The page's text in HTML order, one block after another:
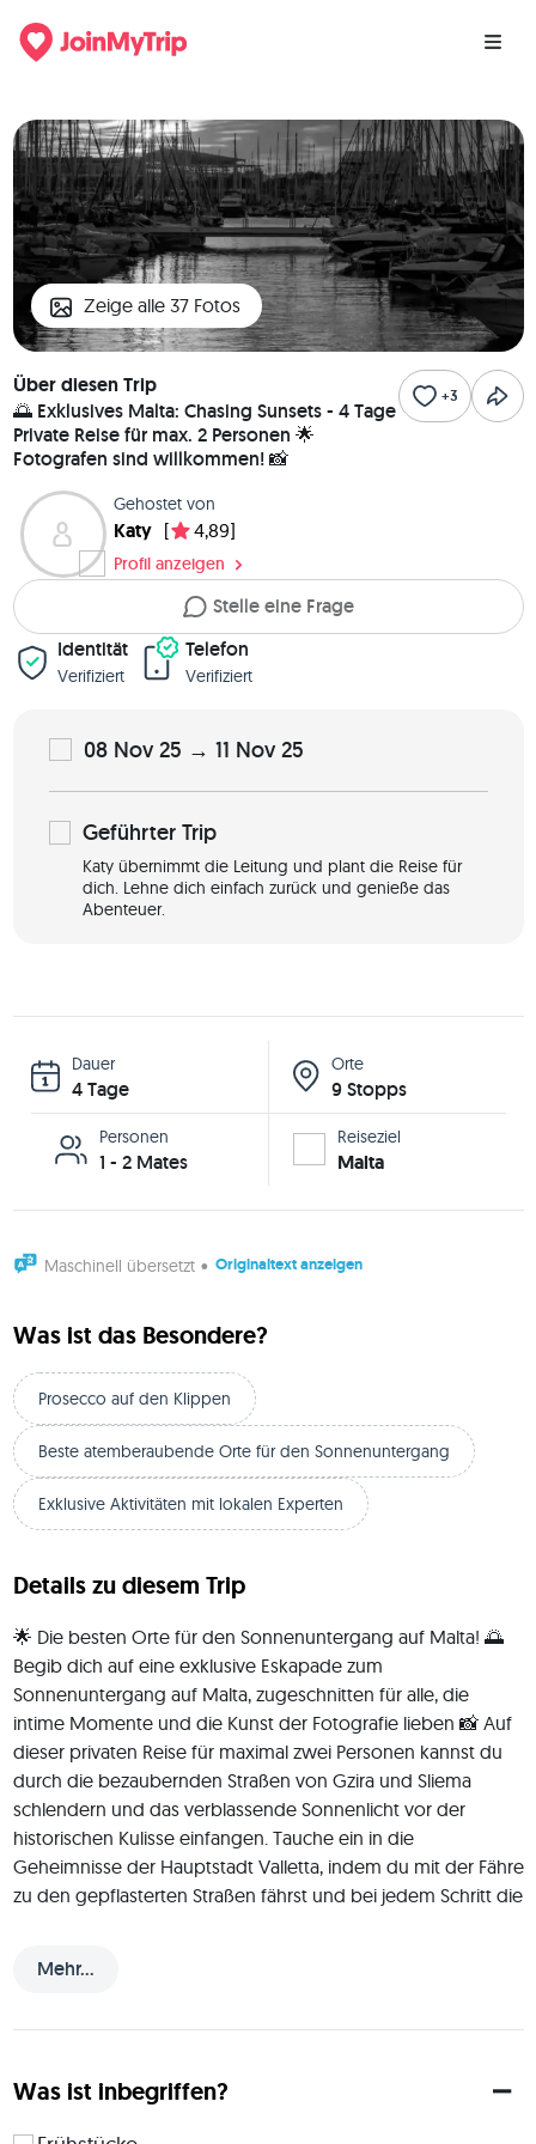
Zeige alle 37 Fotos
Über diesen Trip
🌅 Exklusives Malta: Chasing Sunsets - 4 Tage
Private Reise für max. 2 Personen 🌟
Fotografen sind willkommen! 📸
+3
Gehostet von
Katy [ 4,89]
Profil anzeigen
Stelle eine Frage
Identität
Verifiziert
Telefon
Verifiziert
08 Nov 25 → 11 Nov 25
Geführter Trip
Katy übernimmt die Leitung und plant die Reise für
dich. Lehne dich einfach zurück und genieße das
Abenteuer.
Dauer
4 Tage
Orte
9 Stopps
Personen
1 - 2 Mates
Reiseziel
Malta
Maschinell übersetzt • Originaltext anzeigen
Was ist das Besondere?
Prosecco auf den Klippen
Beste atemberaubende Orte für den Sonnenuntergang
Exklusive Aktivitäten mit lokalen Experten
Details zu diesem Trip
Mehr...
🌟 Die besten Orte für den Sonnenuntergang auf Malta! 🌅
Begib dich auf eine exklusive Eskapade zum
Sonnenuntergang auf Malta, zugeschnitten für alle, die
intime Momente und die Kunst der Fotografie lieben 📸 Auf
dieser privaten Reise für maximal zwei Personen kannst du
durch die bezaubernden Straßen von Gzira und Sliema
schlendern und das verblassende Sonnenlicht vor der
historischen Kulisse einfangen. Tauche ein in die
Geheimnisse der Hauptstadt Valletta, indem du mit der Fähre
zu den gepflasterten Straßen fährst und bei jedem Schritt die
Pläne nach Lust und Laune zu ändern und die Schönheit der
Charme von Mdina zu genießen, und die Aussicht auf den
am Rande der Insel 😍 Der private Transport sorgt für eine
Was ist inbegriffen?